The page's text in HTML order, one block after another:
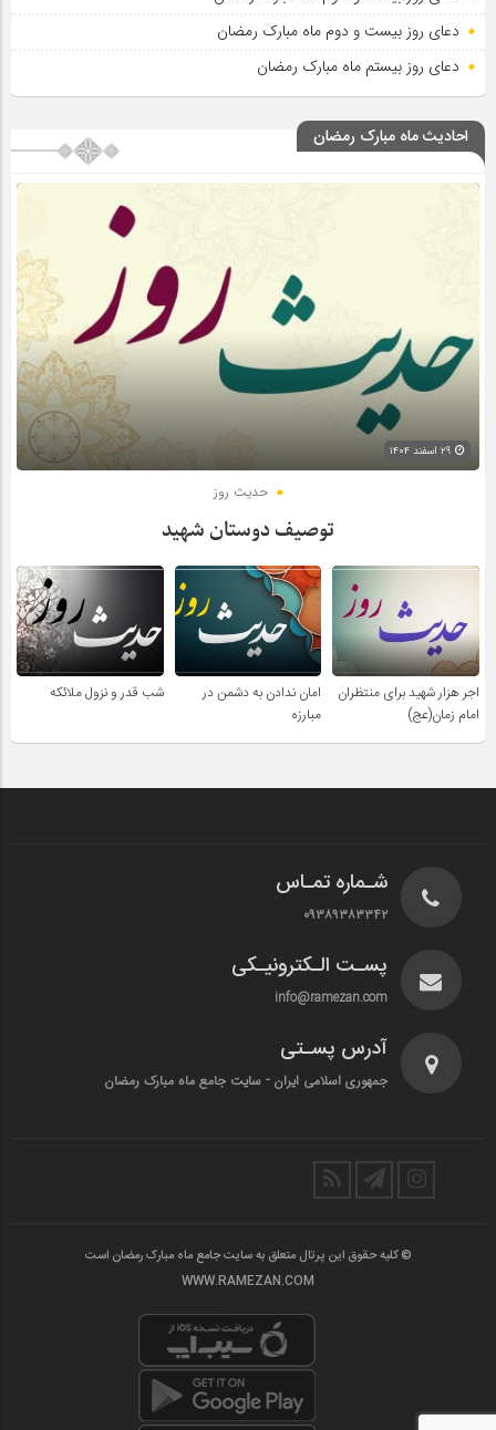
دعای روز بیست و دوم ماه مبارک رمضان
دعای روز بیستم ماه مبارک رمضان
احادیث ماه مبارک رمضان
حدیث روز
توصیف دوستان شهید
اجر هزار شهید برای منتظران
امام زمان(عج)
امان ندادن به دشمن در
مبارزه
شب قدر و نزول ملائکه
شـماره تمـاس
۰۹۳۸۹۳۸۳۳۴۲
پسـت الـکترونیـکی
info@ramezan.com
آدرس پسـتی
جمهوری اسلامی ایران - سایت جامع ماه مبارک رمضان
© کلیه حقوق این پرتال متعلق به سایت جامع ماه مبارک رمضان است
WWW.RAMEZAN.COM